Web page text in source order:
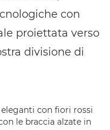
con
proiettata verso
divisione di